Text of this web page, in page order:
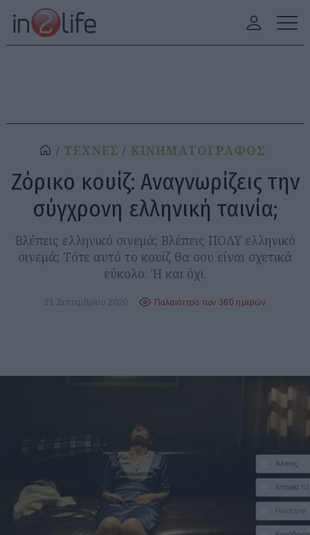
ΤΕΧΝΕΣ ΚΙΝΗΜΑΤΟΓΡΑΦΟΣ
Ζόρικο κουίζ: Αναγνωρίζεις την
σύγχρονη ελληνική ταινία;
Βλέπεις ελληνικό σινεμά; Βλέπεις ΠΟΛΥ ελληνικό
σινεμά; Τότε αυτό το κουίζ θα σου είναι σχετικά
εύκολο. Ή και όχι.
21 Σεπτεμβρίου 2020 Παλαιότερο των 360 ημερών